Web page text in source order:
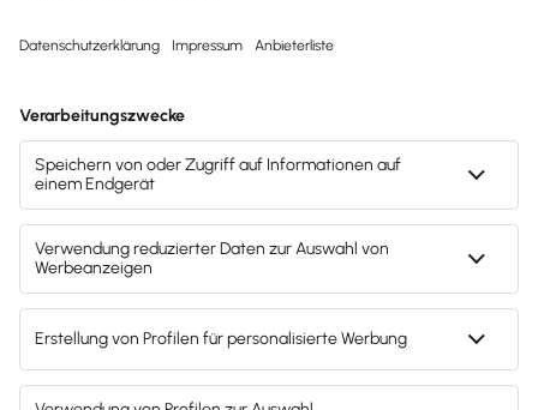
wir auf diesem Portal, wann immer möglich, genderneutrale
Diese Vorgehensweise hat lediglich redaktionelle Gründe und
beinhaltet keinerlei Wertung.
Fachartikel & News
Noch mehr zum Thema
Digitalisierung
Alle Artikel zum Thema anzeigen